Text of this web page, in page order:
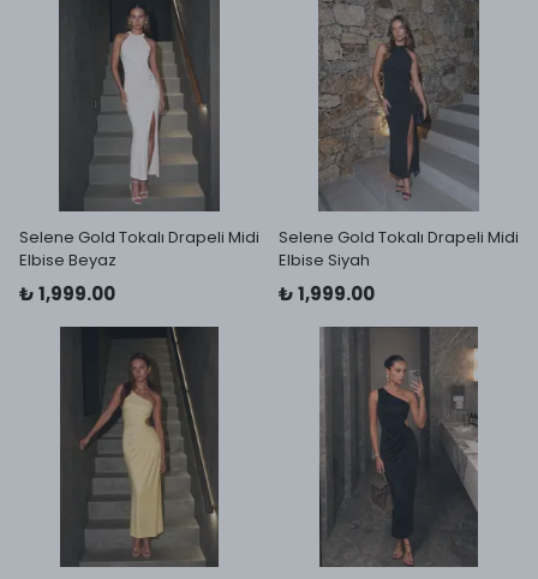
Selene Gold Tokalı Drapeli Midi
Elbise Beyaz
₺ 1,999.00
Selene Gold Tokalı Drapeli Midi
Elbise Siyah
₺ 1,999.00